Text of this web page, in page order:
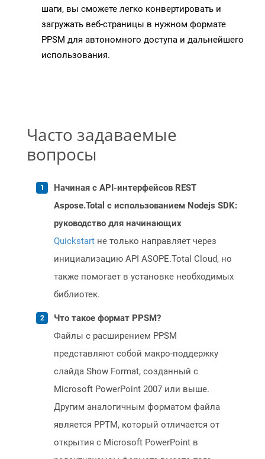
шаги, вы сможете легко конвертировать и
загружать веб-страницы в нужном формате
PPSM для автономного доступа и дальнейшего
использования.
Часто задаваемые
вопросы
Начиная с API-интерфейсов REST
Aspose.Total с использованием Nodejs SDK:
руководство для начинающих
Quickstart не только направляет через
инициализацию API ASOPE.Total Cloud, но
также помогает в установке необходимых
библиотек.
Что такое формат PPSM?
Файлы с расширением PPSM
представляют собой макро-поддержку
слайда Show Format, созданный с
Microsoft PowerPoint 2007 или выше.
Другим аналогичным форматом файла
является PPTM, который отличается от
открытия с Microsoft PowerPoint в